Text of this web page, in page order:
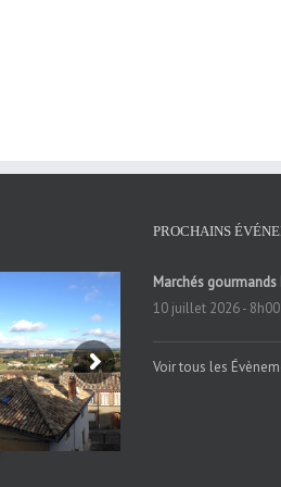
PROCHAINS
Marchés gourmands
10 juillet 2026 - 8h00
Voir tous les